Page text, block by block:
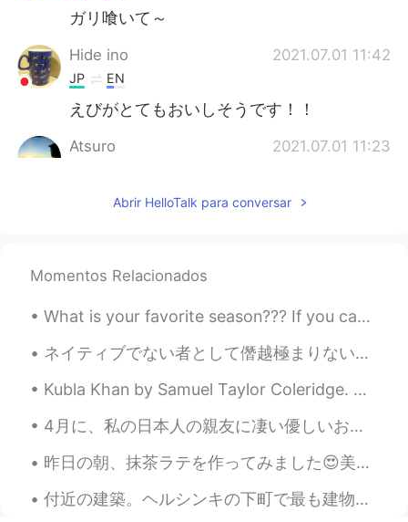
ガリ喰いて～
Hide ino 2021.07.01 11:42
JP EN
えびがとてもおいしそうです！！
Atsuro 2021.07.01 11:23
これはとても新鮮ですね It looks like fresh.
JP EN
石垣島に今住んでるんだけど石垣島オスス
メだよー🤗
Ryoko 2021.07.01 11:06
JP EN
寿司ネタが完璧すぎますね😍👏
Takayan 2021.07.01 10:53
今年も帰れないのは残念ですね🥺去年は神
Abrir HelloTalk para conversar
Momentos Relacionados
What is your favorite season??? If you can't tell from my photos, my favourite season is winter 😅...
ネイティブでない者として僭越極まりないが、僕は日本語で短編小説を書いている。別に最初から、よし、日本語で本を書こうぜ、と思ったわけではない。文章を書くことが昔から好きで、日本語を勉強しはじめた頃...
Kubla Khan by Samuel Taylor Coleridge. Or, a vision in a dream. A Fragment. Part 4 of 4. Th...
4月に、私の日本人の親友に凄い優しいお誕生日のプレゼントを受け取ってもらった❤️何か見たことあるの？ほとんどの全部を初めて見た！これから駄菓子ばっかり食べちゃってる😂うまい棒は最高〜！めんたい味...
昨日の朝、抹茶ラテを作ってみました😍美味しいのでびっくりしました。 パルコ渋谷にあるニンテンドーストアのどうぶつの森ポットを初めて使用しました。 間違いなくまた抹茶ラテを作ります！ Kinō...
付近の建築。ヘルシンキの下町で最も建物は1900世紀の始まり建てました。建物は城のように見えます。 これは「jugend」スタイルと呼ばれます。 日本とは異なり、古い建物が大好きです！ Arc...